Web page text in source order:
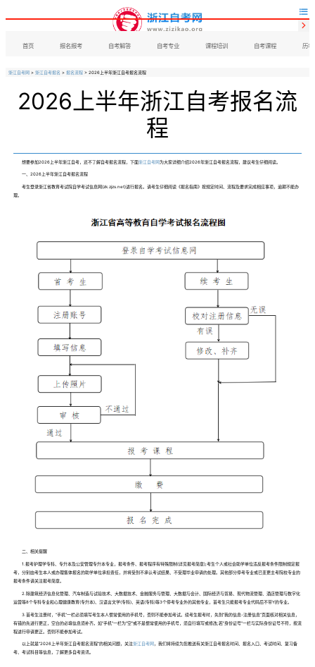

首页 报名报考 自考解答 自考专业 课程培训 自考课程 历年

浙江自考网 > 浙江自考报名 > 报名流程 > 2026上半年浙江自考报名流程
2026上半年浙江自考报名流
程
想要参加2026上半年浙江自考，还不了解自考报名流程，下面浙江自考网为大家详细介绍2026年浙江自考报名流程，建议考生仔细阅读。
一、2026上半年浙江自考报名流程
考生登录浙江省教育考试院自学考试信息网(zk.zjzs.net)进行报名。请考生仔细阅读《报名指南》按规定时间、流程及要求完成相应事项，逾期不能办
理。
二、相关提醒
1.报考护理学专科、专升本及公安管理专升本专业，报考条件、报考程序有特殊限制(详见报考简章);考生个人或社会助学单位违反报考条件限制规定报
考，分别由考生本人或办理集体报名的助学单位承担责任，并将受到不承认考试结果、不受理毕业申请的处理。其他部分停考专业或已变更主考院校专业的
报考条件请关注报考简章。
2.除建筑经济信息化管理、汽车制造与试验技术、大数据技术、金融服务与管理、大数据与会计、国际经济与贸易、现代物流管理、酒店管理与数字化
运营等8个专科专业和心理健康教育(专升本)、汉语言文学(专科)、英语(专科)等3个停考专业外的其他专业，首考生只能报考专业代码后不带Y的专业。
3.首考生注册时，“手机”一栏必须填写考生本人惯常使用的手机号，否则不能参加考试。续考生报考时，先到“我的信息-注册信息”页面核对相关信息，
有错的先进行更正，空白的必填信息须补齐。如“手机”一栏为“空”或不是惯常使用的手机号，须自行填写或修改;若“身份证号”一栏与实际身份证号不符，按流
程进行申请更正。否则不能参加考试。
以上就是“2026上半年浙江自考报名流程”的相关问题，关注浙江自考网 ，我们将持续为您推送有关浙江自考报名时间、报名入口、考试时间、复习备
考、考试科目等信息，了解更多自考资讯。